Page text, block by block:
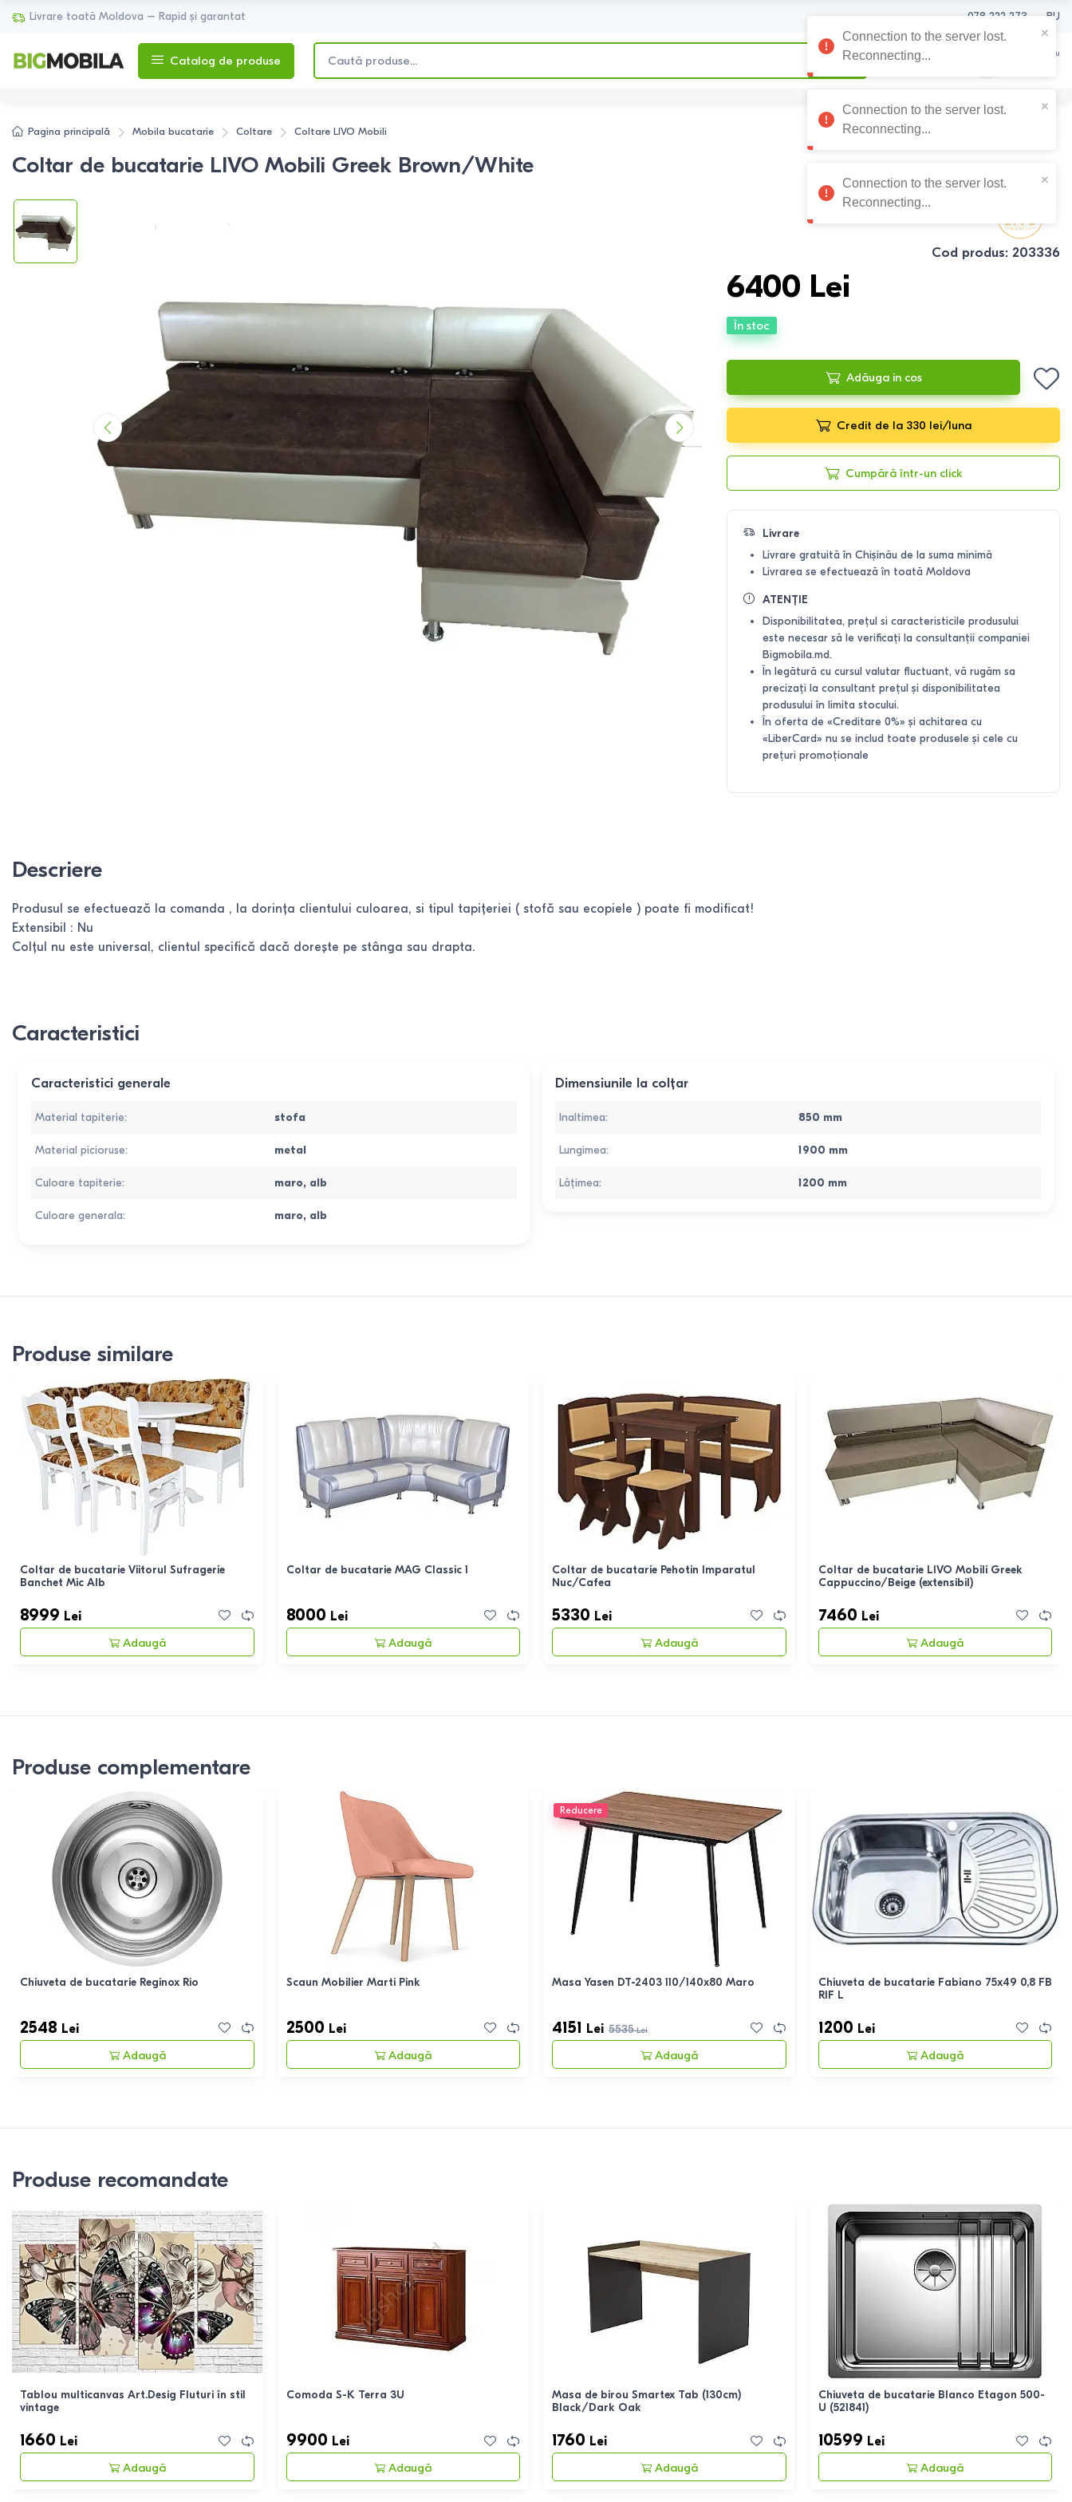
Livrare toată Moldova – Rapid și garantat 078 222 273 RU
Catalog de produse
Coșul meu
Pagina principală Mobila bucatarie Coltare Coltare LIVO Mobili
Coltar de bucatarie LIVO Mobili Greek Brown/White
Cod produs: 203336
6400 Lei
În stoc
Adăuga in cos
Credit de la 330 lei/luna
Cumpără într-un click
Livrare
Livrare gratuită în Chișinău de la suma minimă
Livrarea se efectuează în toată Moldova
ATENȚIE
Disponibilitatea, prețul si caracteristicile produsului
este necesar să le verificați la consultanții companiei
Bigmobila.md.
În legătură cu cursul valutar fluctuant, vă rugăm sa
precizați la consultant prețul și disponibilitatea
produsului în limita stocului.
În oferta de «Creditare 0%» și achitarea cu
«LiberCard» nu se includ toate produsele și cele cu
prețuri promoționale
Descriere
Produsul se efectuează la comanda , la dorința clientului culoarea, si tipul tapițeriei ( stofă sau ecopiele ) poate fi modificat!
Extensibil : Nu
Colțul nu este universal, clientul specifică dacă dorește pe stânga sau drapta.
Caracteristici
Caracteristici generale
Material tapiterie: stofa
Material picioruse: metal
Culoare tapiterie: maro, alb
Culoare generala: maro, alb
Dimensiunile la colțar
Inaltimea: 850 mm
Lungimea: 1900 mm
Lățimea: 1200 mm
Produse similare
Coltar de bucatarie Viitorul Sufragerie
Banchet Mic Alb
8999 Lei
Adaugă
Coltar de bucatarie MAG Classic 1
8000 Lei
Adaugă
Coltar de bucatarie Pehotin Imparatul
Nuc/Cafea
5330 Lei
Adaugă
Coltar de bucatarie LIVO Mobili Greek
Cappuccino/Beige (extensibil)
7460 Lei
Adaugă
Produse complementare
Chiuveta de bucatarie Reginox Rio
2548 Lei
Adaugă
Scaun Mobilier Marti Pink
2500 Lei
Adaugă
Reducere
Masa Yasen DT-2403 110/140x80 Maro
4151 Lei 5535Lei
Adaugă
Chiuveta de bucatarie Fabiano 75x49 0,8 FB
RIF L
1200 Lei
Adaugă
Produse recomandate
Tablou multicanvas Art.Desig Fluturi în stil
vintage
1660 Lei
Adaugă
Comoda S-K Terra 3U
9900 Lei
Adaugă
Masa de birou Smartex Tab (130cm)
Black/Dark Oak
1760 Lei
Adaugă
Chiuveta de bucatarie Blanco Etagon 500-
U (521841)
10599 Lei
Adaugă